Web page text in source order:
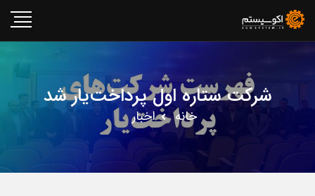
شرکت ستاره اول پرداخت‌یار شد
خانه اخبار